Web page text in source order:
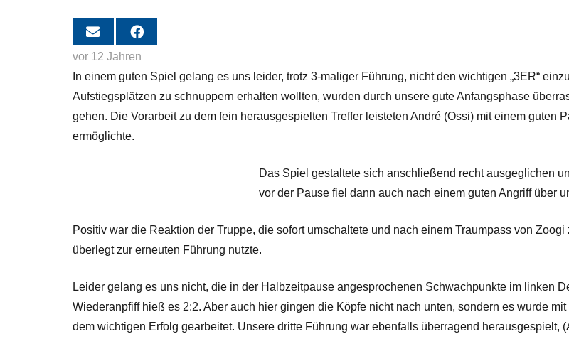
vor 12 Jahren
In einem guten Spiel gelang es uns leider, trotz 3-maliger Führung, nicht den wichtigen „3ER“
Aufstiegsplätzen zu schnuppern erhalten wollten, wurden durch unsere gute Anfangsphase
gehen. Die Vorarbeit zu dem fein herausgespielten Treffer leisteten André (Ossi) mit einem guten
ermöglichte.
Das Spiel gestaltete sich anschließend recht ausgeglichen
vor der Pause fiel dann auch nach einem guten Angriff über
Positiv war die Reaktion der Truppe, die sofort umschaltete und nach einem Traumpass von
überlegt zur erneuten Führung nutzte.
Leider gelang es uns nicht, die in der Halbzeitpause angesprochenen Schwachpunkte im linken
Wiederanpfiff hieß es 2:2. Aber auch hier gingen die Köpfe nicht nach unten, sondern es wurde
dem wichtigen Erfolg gearbeitet. Unsere dritte Führung war ebenfalls überragend herausgespielt,